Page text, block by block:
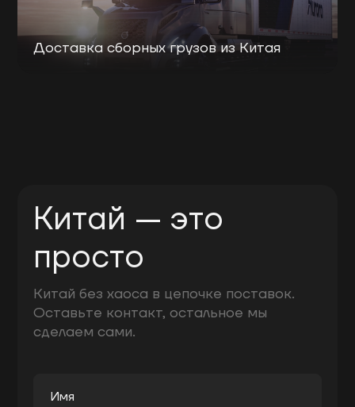
Доставка сборных грузов из Китая
Китай — это
просто
Китай без хаоса в цепочке поставок.
Оставьте контакт, остальное мы
сделаем сами.